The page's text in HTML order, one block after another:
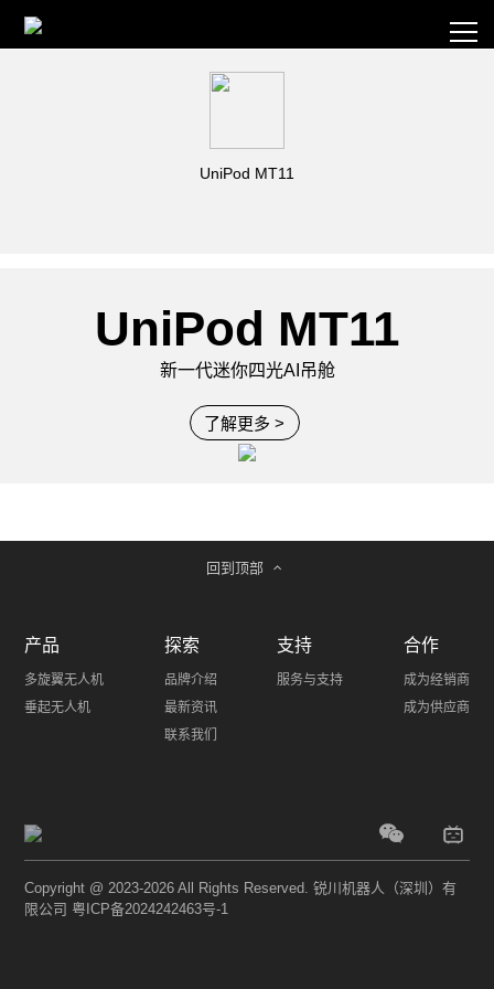
UniPod MT11
UniPod MT11
新一代迷你四光AI吊舱
了解更多 >
回到顶部
产品
多旋翼无人机
垂起无人机
探索
品牌介绍
最新资讯
联系我们
支持
服务与支持
合作
成为经销商
成为供应商
Copyright @ 2023-2026 All Rights Reserved. 锐川机器人（深圳）有
限公司粤ICP备2024242463号-1